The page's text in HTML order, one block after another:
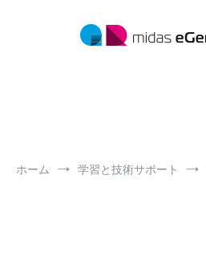
ホーム 学習と技術サポート